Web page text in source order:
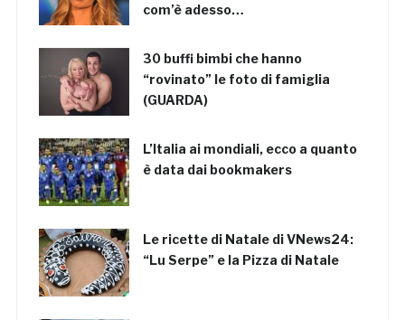
com’è adesso…
30 buffi bimbi che hanno
“rovinato” le foto di famiglia
(GUARDA)
L’Italia ai mondiali, ecco a quanto
è data dai bookmakers
Le ricette di Natale di VNews24:
“Lu Serpe” e la Pizza di Natale